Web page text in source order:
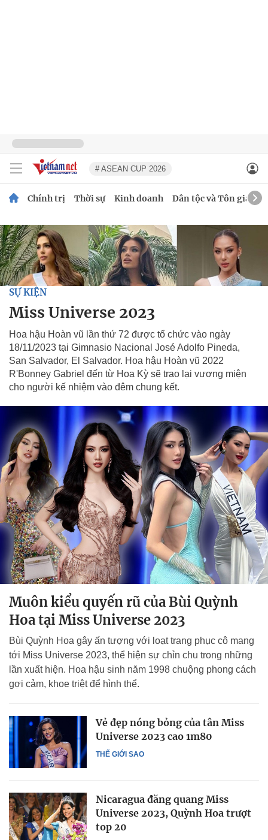
# ASEAN CUP 2026
Chính trị Thời sự Kinh doanh Dân tộc và Tôn giáo
SỰ KIỆN
Miss Universe 2023
Hoa hậu Hoàn vũ lần thứ 72 được tổ chức vào ngày
18/11/2023 tại Gimnasio Nacional José Adolfo Pineda,
San Salvador, El Salvador. Hoa hậu Hoàn vũ 2022
R'Bonney Gabriel đến từ Hoa Kỳ sẽ trao lại vương miện
cho người kế nhiệm vào đêm chung kết.
Muôn kiểu quyến rũ của Bùi Quỳnh
Hoa tại Miss Universe 2023
Bùi Quỳnh Hoa gây ấn tượng với loạt trang phục cô mang
tới Miss Universe 2023, thể hiện sự chỉn chu trong những
lần xuất hiện. Hoa hậu sinh năm 1998 chuộng phong cách
gợi cảm, khoe triệt để hình thể.
THẾ GIỚI SAO
Vẻ đẹp nóng bỏng của tân Miss
Universe 2023 cao 1m80
Nicaragua đăng quang Miss
Universe 2023, Quỳnh Hoa trượt
top 20